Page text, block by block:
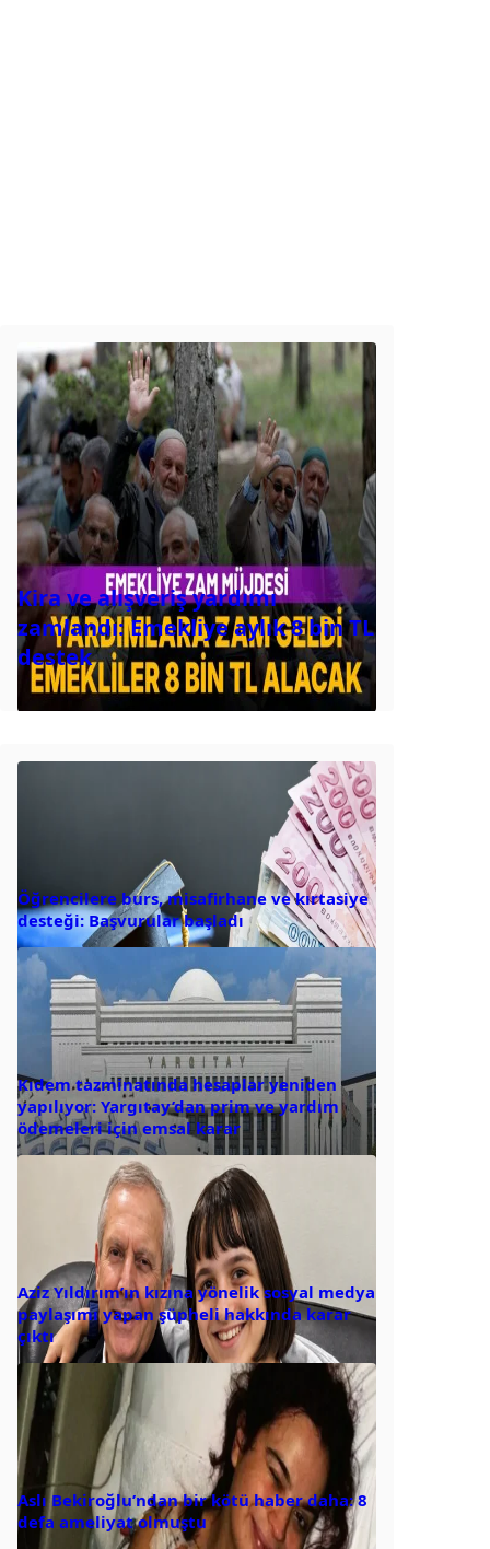
Kira ve alışveriş yardımı
zamlandı: Emekliye aylık 8 bin TL
destek
Öğrencilere burs, misafirhane ve kırtasiye
desteği: Başvurular başladı
Kıdem tazminatında hesaplar yeniden
yapılıyor: Yargıtay’dan prim ve yardım
ödemeleri için emsal karar
Aziz Yıldırım’ın kızına yönelik sosyal medya
paylaşımı yapan şüpheli hakkında karar
çıktı
Aslı Bekiroğlu’ndan bir kötü haber daha: 8
defa ameliyat olmuştu